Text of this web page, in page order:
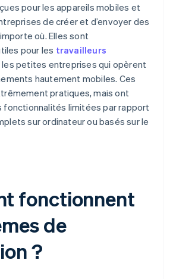
pour les appareils mobiles et
de créer et d’envoyer des
où. Elles sont
pour les travailleurs
les petites entreprises qui opèrent
hautement mobiles. Ces
pratiques, mais ont
fonctionnalités limitées par rapport
sur ordinateur ou basés sur le
fonctionnent
de
?